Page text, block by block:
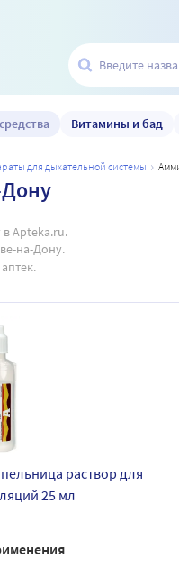
Витамины и бад
для дыхательной системы
Apteka.ru.
на-Дону.
раствор для
25 мл